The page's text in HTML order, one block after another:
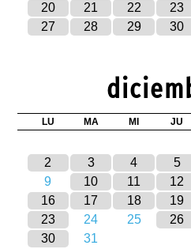
20
21 22 23
27
28 29 30
LU MA MI JU
2
3 4 5
9
10 11 12
16
17 18 19
23
24 25 26
30
31